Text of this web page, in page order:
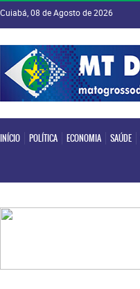
Cuiabá, 08 de Agosto de 2026
INÍCIO POLÍTICA ECONOMIA SAÚDE
INÍCIO POLÍTICA ECONOMIA SAÚDE